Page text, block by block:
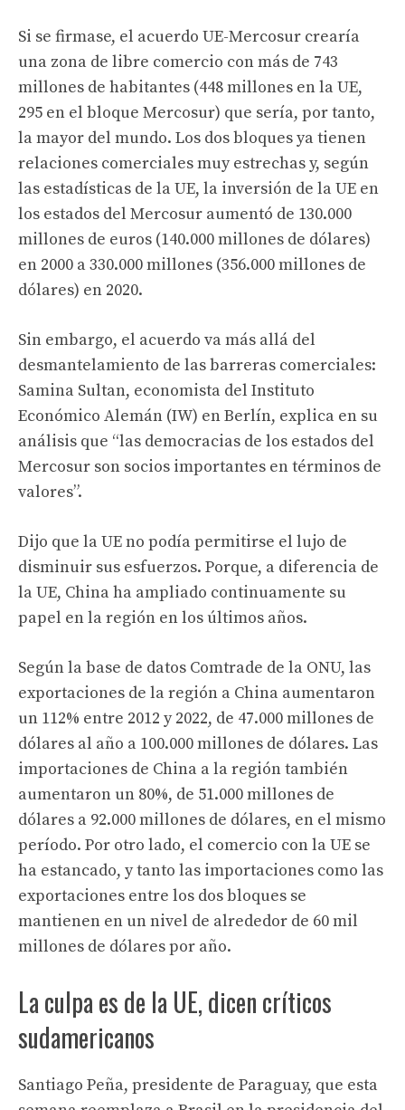
Si se firmase, el acuerdo UE-Mercosur crearía
una zona de libre comercio con más de 743
millones de habitantes (448 millones en la UE,
295 en el bloque Mercosur) que sería, por tanto,
la mayor del mundo. Los dos bloques ya tienen
relaciones comerciales muy estrechas y, según
las estadísticas de la UE, la inversión de la UE en
los estados del Mercosur aumentó de 130.000
millones de euros (140.000 millones de dólares)
en 2000 a 330.000 millones (356.000 millones de
dólares) en 2020.
Sin embargo, el acuerdo va más allá del
desmantelamiento de las barreras comerciales:
Samina Sultan, economista del Instituto
Económico Alemán (IW) en Berlín, explica en su
análisis que “las democracias de los estados del
Mercosur son socios importantes en términos de
valores”.
Dijo que la UE no podía permitirse el lujo de
disminuir sus esfuerzos. Porque, a diferencia de
la UE, China ha ampliado continuamente su
papel en la región en los últimos años.
Según la base de datos Comtrade de la ONU, las
exportaciones de la región a China aumentaron
un 112% entre 2012 y 2022, de 47.000 millones de
dólares al año a 100.000 millones de dólares. Las
importaciones de China a la región también
aumentaron un 80%, de 51.000 millones de
dólares a 92.000 millones de dólares, en el mismo
período. Por otro lado, el comercio con la UE se
ha estancado, y tanto las importaciones como las
exportaciones entre los dos bloques se
mantienen en un nivel de alrededor de 60 mil
millones de dólares por año.
La culpa es de la UE, dicen críticos
sudamericanos
Santiago Peña, presidente de Paraguay, que esta